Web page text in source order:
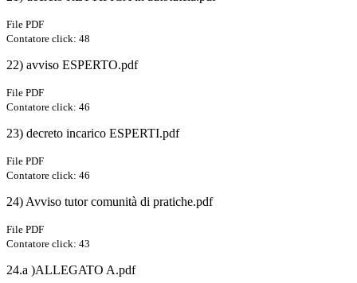
File PDF
Contatore click: 48
22) avviso ESPERTO.pdf
File PDF
Contatore click: 46
23) decreto incarico ESPERTI.pdf
File PDF
Contatore click: 46
24) Avviso tutor comunità di pratiche.pdf
File PDF
Contatore click: 43
24.a )ALLEGATO A.pdf